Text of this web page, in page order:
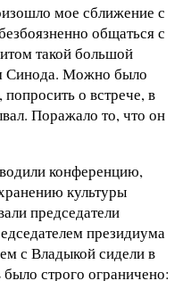
мое сближение с
общаться с
такой большой
Синода. Можно было
о встрече, в
Поражало то, что он
конференцию,
культуры
председатели
президиума
с Владыкой сидели в
строго ограничено: